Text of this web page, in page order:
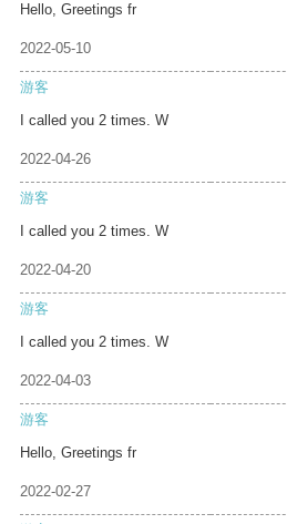
Hello, Greetings fr
2022-05-10
游客
I called you 2 times. W
2022-04-26
游客
I called you 2 times. W
2022-04-20
游客
I called you 2 times. W
2022-04-03
游客
Hello, Greetings fr
2022-02-27